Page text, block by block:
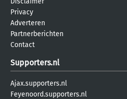
Privacy
Adverteren
Partnerberichten
Contact
Supporters.nl
Ajax.supporters.nl
Feyenoord.supporters.nl